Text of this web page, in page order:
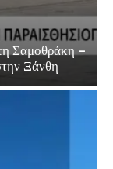
Σαμοθράκη –
Ξάνθη